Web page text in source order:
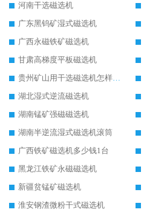
河南干选磁选机
广东黑钨矿湿式磁选机
广西永磁铁矿磁选机
甘肃高梯度平板磁选机
贵州矿山用干选磁选机怎样调磁
湖北湿式逆流磁选机
湖南锰矿强磁磁选机
湖南半逆流湿式磁选机滚筒
广西铁矿磁选机多少钱1台
黑龙江铁矿永磁磁选机
新疆贫锰矿磁选机
淮安钢渣微粉干式磁选机